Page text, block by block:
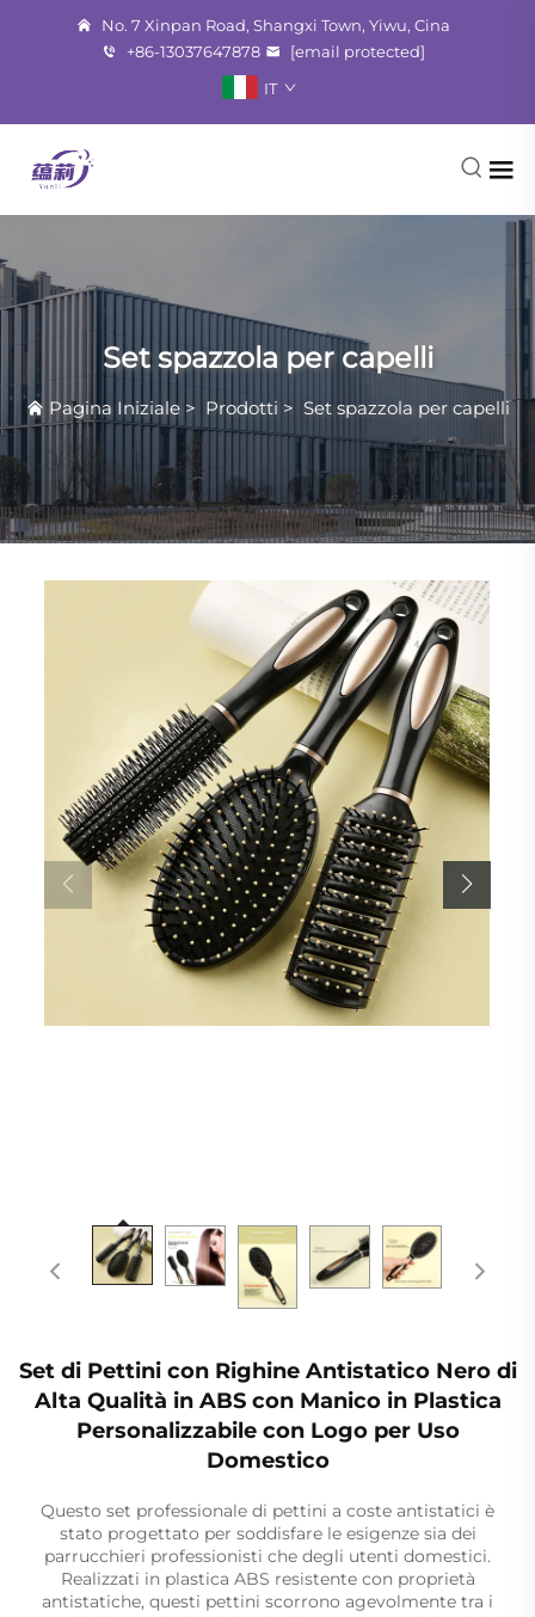
No. 7 Xinpan Road, Shangxi Town, Yiwu, Cina
+86-13037647878
[email protected]
IT
Set spazzola per capelli
Pagina Iniziale> Prodotti > Set spazzola per capelli
Set di Pettini con Righine Antistatico Nero di
Alta Qualità in ABS con Manico in Plastica
Personalizzabile con Logo per Uso
Domestico
Questo set professionale di pettini a coste antistatici è
stato progettato per soddisfare le esigenze sia dei
parrucchieri professionisti che degli utenti domestici.
Realizzati in plastica ABS resistente con proprietà
antistatiche, questi pettini scorrono agevolmente tra i